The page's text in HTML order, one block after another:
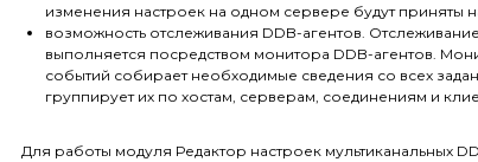
изменения настроек на одном сервере будут приняты
возможность отслеживания DDB-агентов.
выполняется посредством монитора DDB-агентов.
событий собирает необходимые сведения со всех
группирует их по хостам, серверам, соединениям и
Для работы модуля Редактор настроек мультиканальных